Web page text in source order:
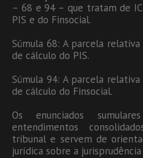
– 68 e 94 – que tratam de
PIS e do Finsocial.
Súmula 68: A parcela
de cálculo do PIS.
Súmula 94: A parcela
de cálculo do Finsocial.
Os enunciados
entendimentos
tribunal e servem de
jurídica sobre a jurisprudência